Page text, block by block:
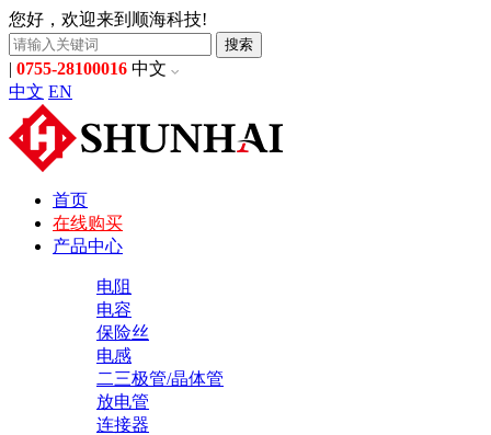
您好，欢迎来到顺海科技!
搜索
| 0755-28100016 中文
中文 EN
首页
在线购买
产品中心
电阻
电容
保险丝
电感
二三极管/晶体管
放电管
连接器